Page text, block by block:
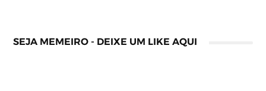
SEJA MEMEIRO - DEIXE UM LIKE AQUI